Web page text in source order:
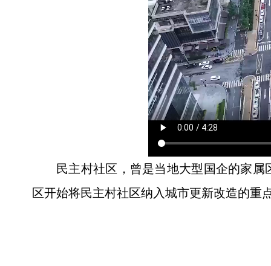
民主村社区，曾是当地大型国企的家
区开始将民主村社区纳入城市更新改造的重